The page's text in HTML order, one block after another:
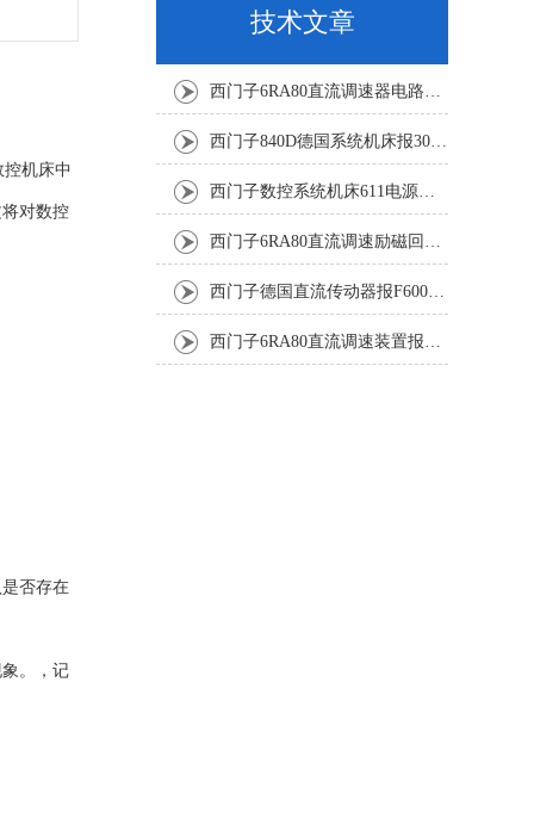
机床中
对数控
否存在
。，记
技术文章
西门子6RA80直流调速器电路板坏销售修理单位
西门子840D德国系统机床报300501修复解决
西门子数控系统机床611电源模块灯不显示修复解决
西门子6RA80直流调速励磁回路坏报F60005修复排除
西门子德国直流传动器报F60067高温报警修复排除方法
西门子6RA80直流调速装置报F60035修复排除方法